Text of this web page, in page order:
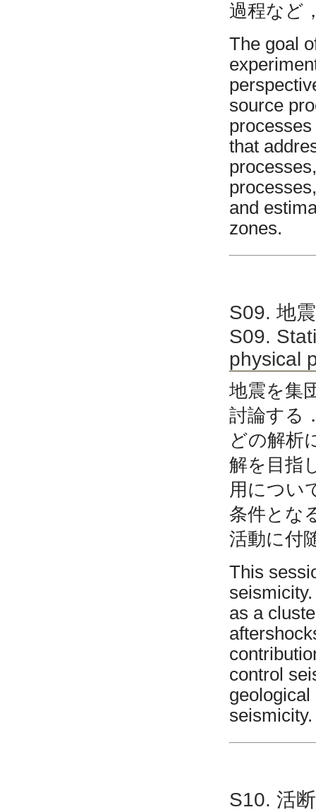
過程など
The goal
source
that
and
zones.
S09. 地
S09.
physical
地震を集
討論する
どの解析
解を目指
用につい
条件とな
活動に付
This
as a
control
seismicity.
S10. 活